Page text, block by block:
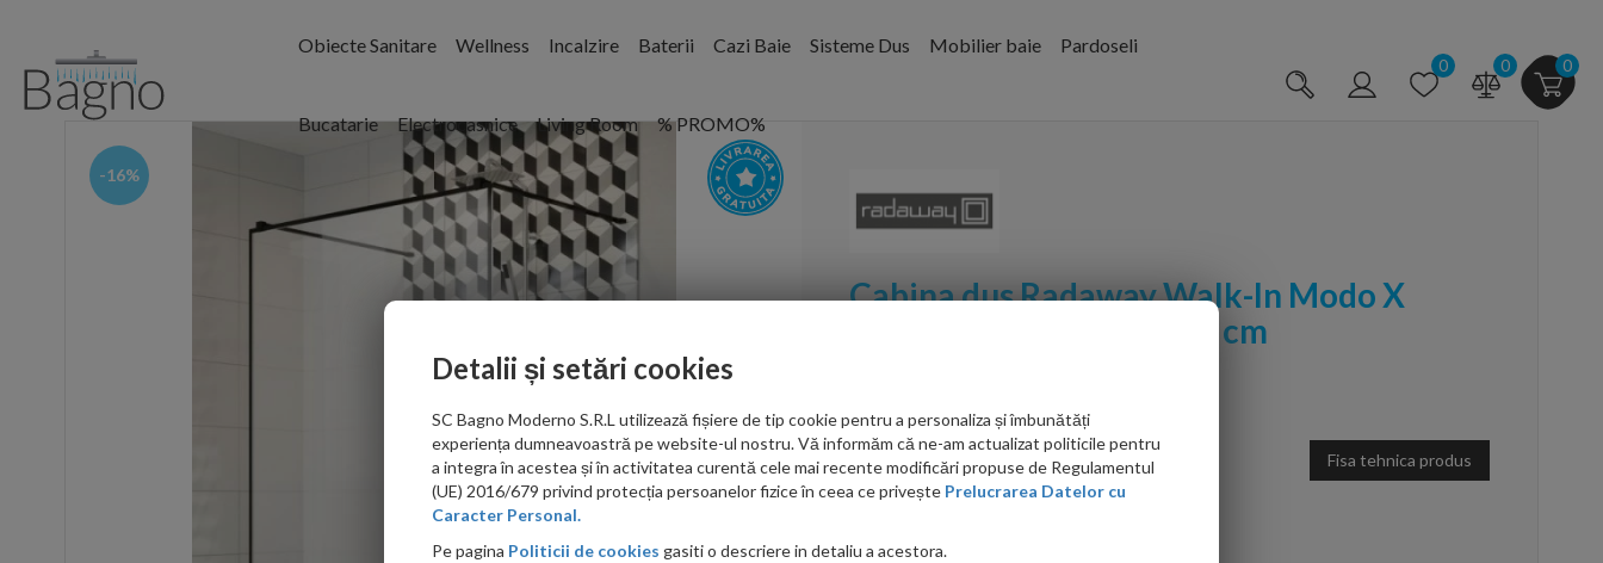
Obiecte Sanitare Wellness Incalzire Baterii Cazi Baie Sisteme Dus Mobilier baie Pardoseli
Bucatarie Electrocasnice Living Room % PROMO%
0 0 0
-16%
Cabina dus Radaway Walk-In Modo X
Black I Frame 120xH200 cm
PRP: 5,264.00 RON
4,422.00 RON Fisa tehnica produs
Detalii și setări cookies
SC Bagno Moderno S.R.L utilizează fișiere de tip cookie pentru a personaliza și îmbunătăți
experiența dumneavoastră pe website-ul nostru. Vă informăm că ne-am actualizat politicile pentru
a integra în acestea și în activitatea curentă cele mai recente modificări propuse de Regulamentul
(UE) 2016/679 privind protecția persoanelor fizice în ceea ce privește Prelucrarea Datelor cu
Caracter Personal.
Pe pagina Politicii de cookies gasiti o descriere in detaliu a acestora.